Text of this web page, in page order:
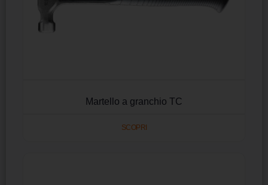
Martello a granchio TC
SCOPRI